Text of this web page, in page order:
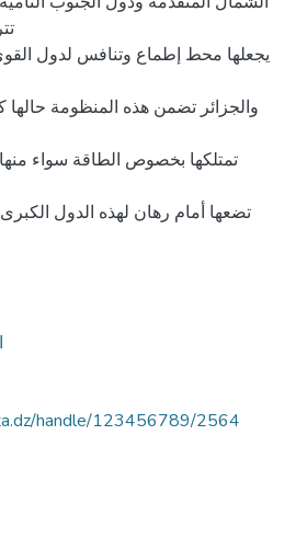
يجعلها محط إطماع وتنافس لدول
والجزائر تضمن هذه المنظومة حالها
تمتلكها بخصوص الطاقة سواء منها
تضعها أمام رهان لهذه الدول
handle/123456789/2564